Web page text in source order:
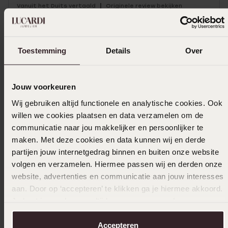
Toestemming Details Over
Jouw voorkeuren
Wij gebruiken altijd functionele en analytische cookies. Ook
willen we cookies plaatsen en data verzamelen om de
communicatie naar jou makkelijker en persoonlijker te
maken. Met deze cookies en data kunnen wij en derde
partijen jouw internetgedrag binnen en buiten onze website
volgen en verzamelen. Hiermee passen wij en derden onze
website, advertenties en communicatie aan jouw interesses
aan. Door op ‘accepteren’ te klikken ga je hiermee akkoord.
over in onscookiebeleid.
Accepteren
Vanuit het Duits vertaald | Originele review bekijken
20-12-2023
Uitverkocht
Ook leuk voor jou